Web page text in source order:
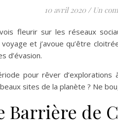
10 avril 2020 / Un
fleurir sur les réseaux
et j’avoue qu’être
d’évasion.
pour rêver d’explorations
sites de la planète ? Ne
Barrière de